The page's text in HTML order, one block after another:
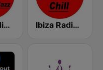
Ibiza Radios - Smooth Jazz Ibiza Radios - Chill